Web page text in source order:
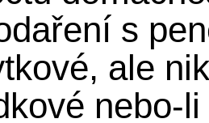
s
ale
nebo-